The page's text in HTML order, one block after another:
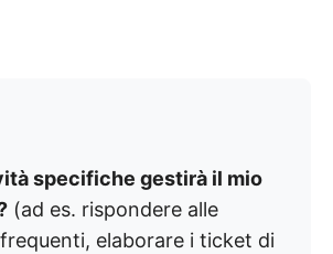
specifiche gestirà il mio
(ad es. rispondere alle
elaborare i ticket di